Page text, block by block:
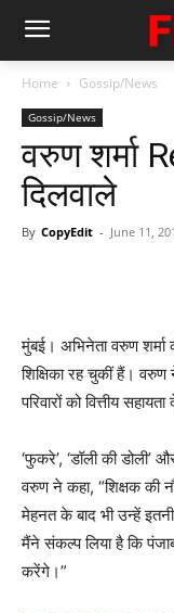
Home Gossip/News
Gossip/News
वरुण शर्मा
दिलवाले
By CopyEdit - June 11,
मुंबई। अभिनेता वरुण
शिक्षिका रह चुकीं हैं। वरुण
परिवारों को वित्तीय
‘फुकरे’, ‘डॉली की डोली’
वरुण ने कहा, “शिक्षक की
मेहनत के बाद भी उन्हें
मैंने संकल्प लिया है कि पंजाब
करेंगे।”